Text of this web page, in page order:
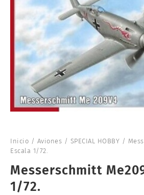
Inicio / Aviones / SPECIAL HOBBY /
Escala 1/72.
Messerschmitt
1/72.